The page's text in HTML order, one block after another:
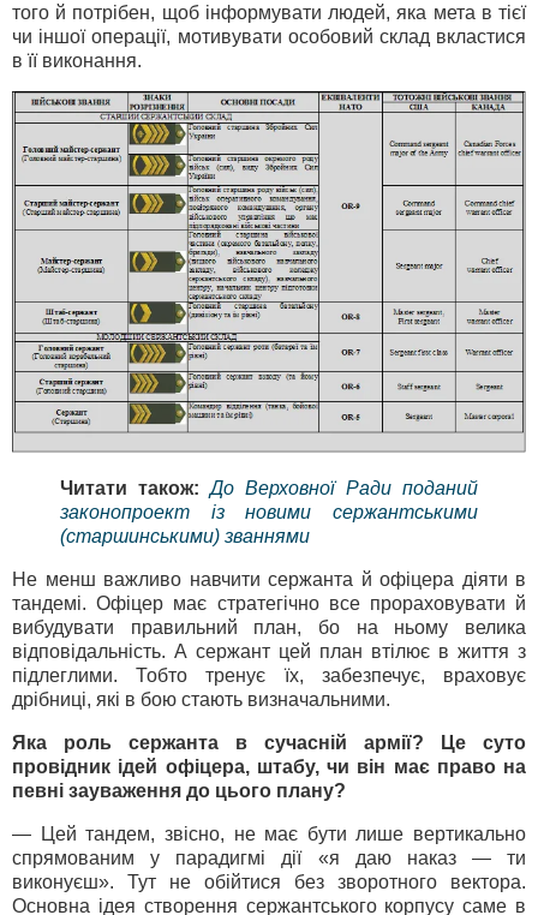
того й потрібен, щоб інформувати людей, яка мета в тієї
чи іншої операції, мотивувати особовий склад вкластися
в її виконання.
Читати також: До Верховної Ради поданий
законопроект із новими сержантськими
(старшинськими) званнями
Не менш важливо навчити сержанта й офіцера діяти в
тандемі. Офіцер має стратегічно все прораховувати й
вибудувати правильний план, бо на ньому велика
відповідальність. А сержант цей план втілює в життя з
підлеглими. Тобто тренує їх, забезпечує, враховує
дрібниці, які в бою стають визначальними.
Яка роль сержанта в сучасній армії? Це суто
провідник ідей офіцера, штабу, чи він має право на
певні зауваження до цього плану?
— Цей тандем, звісно, не має бути лише вертикально
спрямованим у парадигмі дії «я даю наказ — ти
виконуєш». Тут не обійтися без зворотного вектора.
Основна ідея створення сержантського корпусу саме в